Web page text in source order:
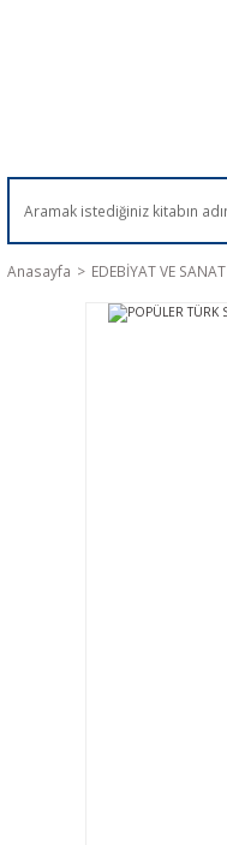
Anasayfa EDEBİYAT VE SANAT